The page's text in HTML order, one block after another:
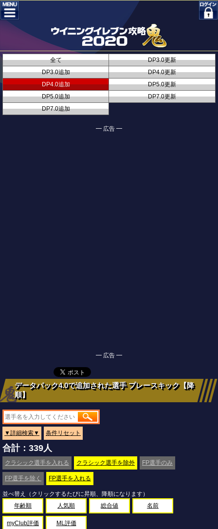
全て
DP3.0更新
DP3.0追加
DP4.0更新
DP4.0追加
DP5.0更新
DP5.0追加
DP7.0更新
DP7.0追加
━ 広告 ━
━ 広告 ━
データパック4.0で追加された選手 プレースキック【降
順】
▼詳細検索▼ 条件リセット
合計：339人
クラシック選手を入れる クラシック選手を除外 FP選手のみ
FP選手を除く FP選手を入れる
並べ替え（クリックするたびに昇順、降順になります）
年齢順
人気順 総合値 名前
myClub評価 ML評価